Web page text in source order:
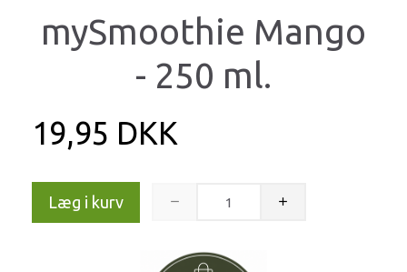
mySmoothie Mango
- 250 ml.
19,95 DKK
Læg i kurv